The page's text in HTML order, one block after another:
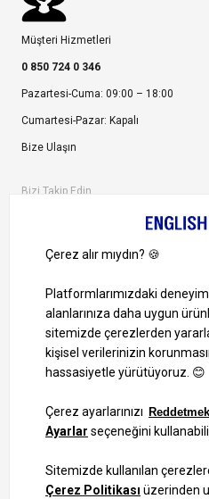
Müşteri Hizmetleri
0 850 724 0 346
Pazartesi-Cuma: 09:00 – 18:00
Cumartesi-Pazar: Kapalı
Bize Ulaşın
Bizi Takip Edin
1000 TL ve Üzeri Alışverişlerinizde
Bilgi Toplum Hizmetleri
KVKK Veri İşleme Politikamız
Site Haritası